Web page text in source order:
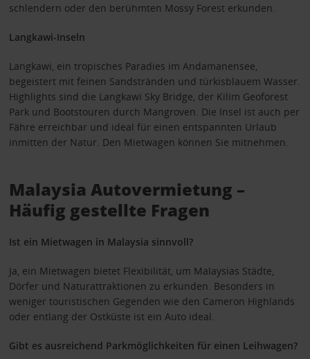
schlendern oder den berühmten Mossy Forest erkunden.
Langkawi-Inseln
Langkawi, ein tropisches Paradies im Andamanensee,
begeistert mit feinen Sandstränden und türkisblauem Wasser.
Highlights sind die Langkawi Sky Bridge, der Kilim Geoforest
Park und Bootstouren durch Mangroven. Die Insel ist auch per
Fähre erreichbar und ideal für einen entspannten Urlaub
inmitten der Natur. Den Mietwagen können Sie mitnehmen.
Malaysia Autovermietung –
Häufig gestellte Fragen
Ist ein Mietwagen in Malaysia sinnvoll?
Ja, ein Mietwagen bietet Flexibilität, um Malaysias Städte,
Dörfer und Naturattraktionen zu erkunden. Besonders in
weniger touristischen Gegenden wie den Cameron Highlands
oder entlang der Ostküste ist ein Auto ideal.
Gibt es ausreichend Parkmöglichkeiten für einen Leihwagen?